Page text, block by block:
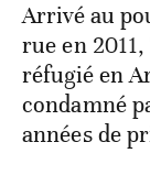
Arrivé au
rue en
réfugié en
condamné
années de